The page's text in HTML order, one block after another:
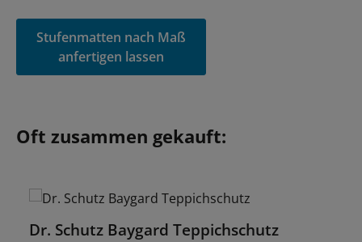
Stufenmatten nach Maß
anfertigen lassen
Produktgalerie überspringen
Oft zusammen gekauft:
Dr. Schutz Baygard Teppichschutz